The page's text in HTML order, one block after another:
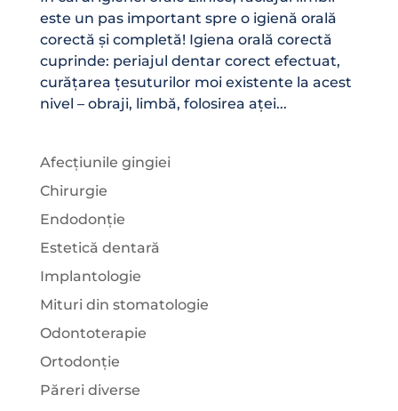
este un pas important spre o igienă orală
corectă și completă! Igiena orală corectă
cuprinde: periajul dentar corect efectuat,
curățarea țesuturilor moi existente la acest
nivel – obraji, limbă, folosirea aței...
Afecțiunile gingiei
Chirurgie
Endodonție
Estetică dentară
Implantologie
Mituri din stomatologie
Odontoterapie
Ortodonție
Păreri diverse